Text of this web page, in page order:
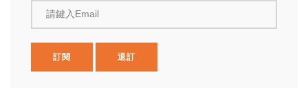
請鍵入Email
訂閱 退訂